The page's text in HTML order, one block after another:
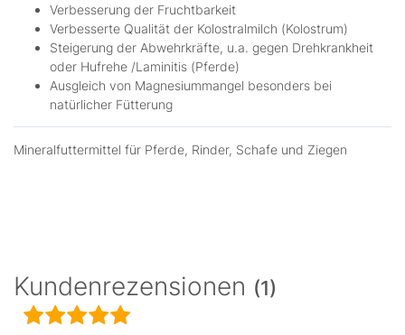
Verbesserung der Fruchtbarkeit
Verbesserte Qualität der Kolostralmilch (Kolostrum)
Steigerung der Abwehrkräfte, u.a. gegen Drehkrankheit
oder Hufrehe /Laminitis (Pferde)
Ausgleich von Magnesiummangel besonders bei
natürlicher Fütterung
Mineralfuttermittel für Pferde, Rinder, Schafe und Ziegen
Kundenrezensionen (1)